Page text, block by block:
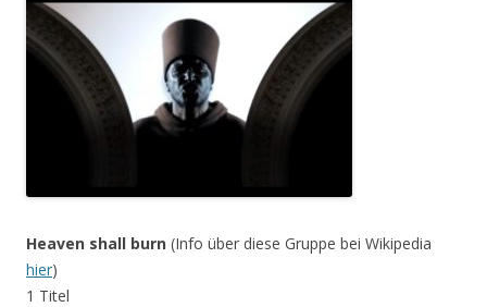
Heaven shall burn (Info über diese Gruppe bei Wikipedia
hier)
1 Titel